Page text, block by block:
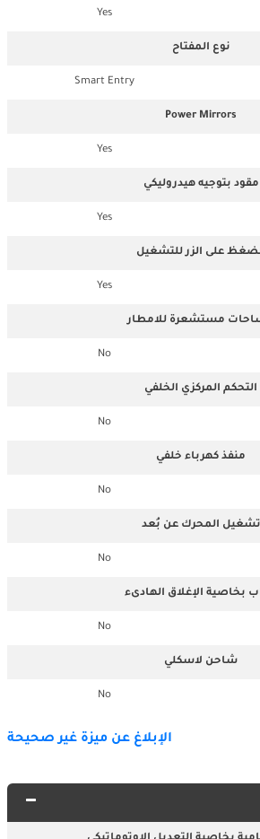
Yes
نوع المفتاح
Smart Entry
Power Mirrors
Yes
مقود بتوجيه هيدروليكي
Yes
على الزر للتشغيل
Yes
مستشعرة للامطار
No
التحكم المركزي الخلفي
No
منفذ كهرباء خلفي
No
تشغيل المحرك عن بُعد
No
بخاصية الإغلاق الهادىء
No
شاحن لاسكلي
No
الإبلاغ عن ميزة غير صحيحة